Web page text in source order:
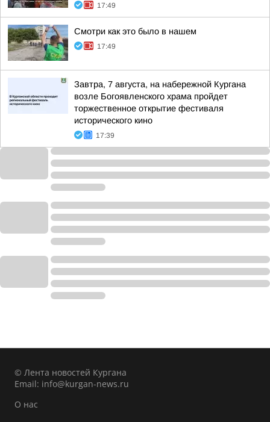
17:49
Смотри как это было в нашем
17:49
Завтра, 7 августа, на набережной Кургана
возле Богоявленского храма пройдет
торжественное открытие фестиваля
исторического кино
17:39
© Лента новостей Кургана
Email: info@kurgan-news.ru
О нас